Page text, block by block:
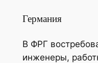
Германия
В ФРГ
инженеры,